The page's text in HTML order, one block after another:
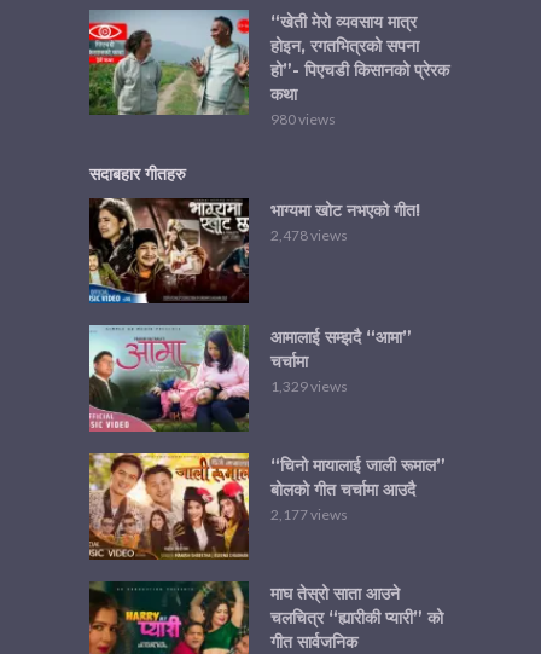
“खेती मेरो व्यवसाय मात्र
होइन, रगतभित्रको सपना
हो”- पिएचडी किसानको प्रेरक
कथा
980 views
सदाबहार गीतहरु
भाग्यमा खोट नभएको गीत!
2,478 views
आमालाई सम्झदै “आमा”
चर्चामा
1,329 views
“चिनो मायालाई जाली रूमाल”
बोलको गीत चर्चामा आउदै
2,177 views
माघ तेस्रो साता आउने
चलचित्र “ह्यारीकी प्यारी” को
गीत सार्वजनिक